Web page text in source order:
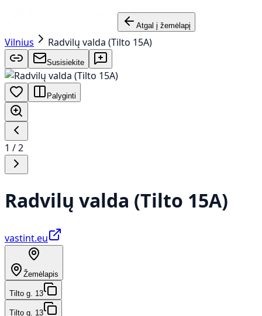
Atgal į žemėlapį
Vilnius Radvilų valda (Tilto 15A)
Susisiekite
Palyginti
1 /2
Radvilų valda (Tilto 15A)
vastint.eu
Žemėlapis
Tilto g. 13
Tilto g. 13